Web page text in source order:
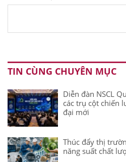
TIN CÙNG CHUYÊN MỤC
Diễn đàn NSCL
các trụ cột chiến
đại mới
Thúc đẩy thị
năng suất chất